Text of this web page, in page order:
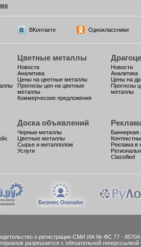
ВКонтакте Одноклассники
Цветные металлы
Новости
Аналитика
Цены на цветные металлы
Прогнозы цен на цветные
металлы
Коммерческие предложения
Новости
Аналитика
Цены на
Прогнозы
металлы
Доска объявлений
Черные металлы
Цветные металлы
Сырье и металлолом
Услуги
Баннерная
Реклама в
Classified
о регистрации СМИ ИА № ФС 77 - 85704
разрешается с обязательной гиперссылкой